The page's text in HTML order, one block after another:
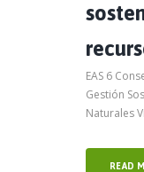
EAS 6
Gestión
Naturales
READ